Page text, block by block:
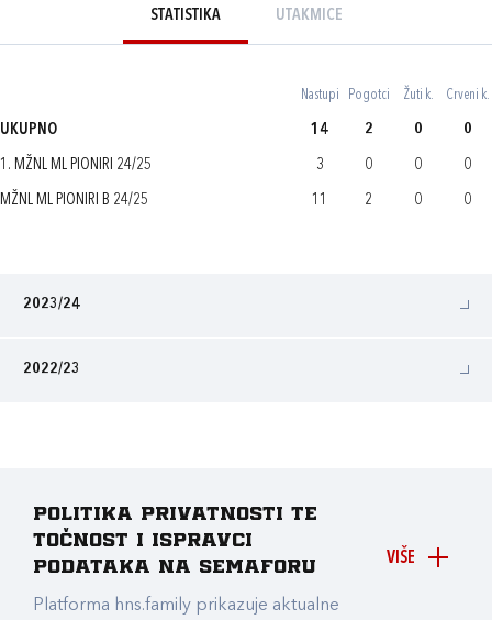
STATISTIKA UTAKMICE
Nastupi Pogotci Žuti k. Crveni k.
UKUPNO 14 2 0 0
1. MŽNL ML PIONIRI 24/25 3 0 0 0
MŽNL ML PIONIRI B 24/25 11 2 0 0
2023/24
2022/23
VIŠE
Politika privatnosti te
točnost i ispravci
podataka na Semaforu
Platforma hns.family prikazuje aktualne